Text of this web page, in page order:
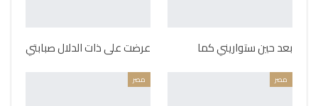
بعد حين ستواريني كما عرضت على ذات الدلال صبابتي
مصر مصر